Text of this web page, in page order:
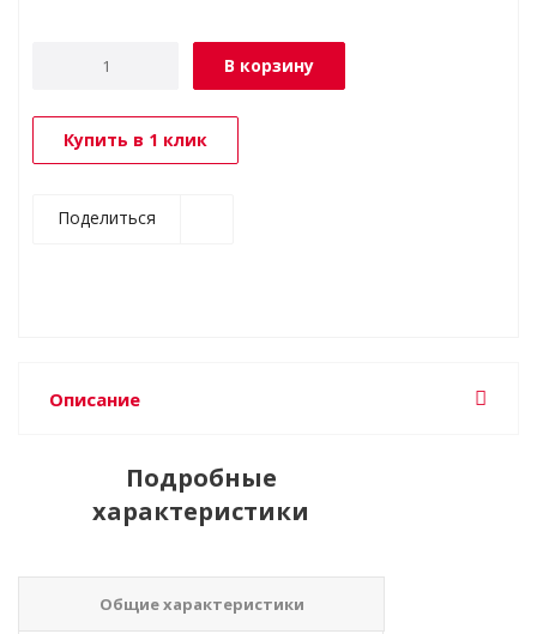
В корзину
Купить в 1 клик
Поделиться
Описание
Подробные
характеристики
Общие характеристики